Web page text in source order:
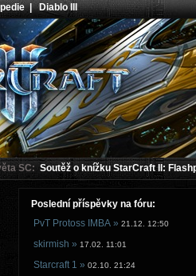
|Diablo III
SC: Soutěž o knížku StarCraft II:
Poslední příspěvky na fóru:
PvT Protoss IMBA » 21.12. 12:50
skirmish » 17.02. 11:01
Starcraft 1 » 02.10. 21:24